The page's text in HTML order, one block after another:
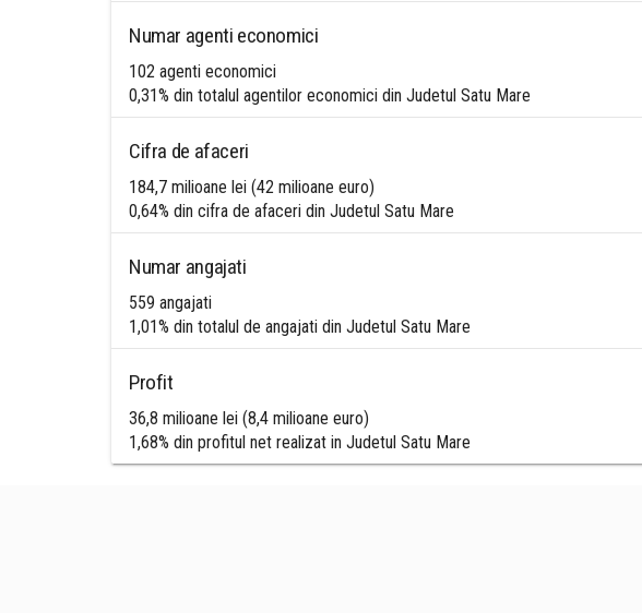
Numar agenti economici
102 agenti economici
0,31% din totalul agentilor economici din Judetul Satu Mare
Cifra de afaceri
184,7 milioane lei (42 milioane euro)
0,64% din cifra de afaceri din Judetul Satu Mare
Numar angajati
559 angajati
1,01% din totalul de angajati din Judetul Satu Mare
Profit
36,8 milioane lei (8,4 milioane euro)
1,68% din profitul net realizat in Judetul Satu Mare